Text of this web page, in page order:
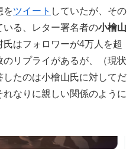
をツイート していたが、その
いる、レター署名者の小檜山
はフォロワーが4万人を超
リプライがあるが、（現状
たのは小檜山氏に対してだ
なりに親しい関係のように